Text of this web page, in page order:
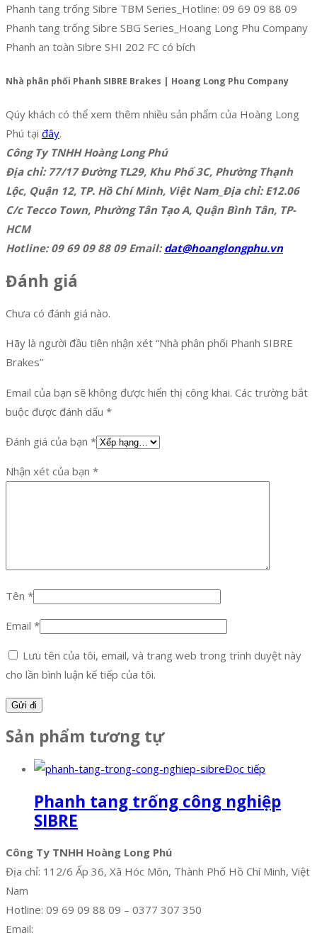
Phanh tang trống Sibre TBM Series_Hotline: 09 69 09 88 09
Phanh tang trống Sibre SBG Series_Hoang Long Phu Company
Phanh an toàn Sibre SHI 202 FC có bích
Nhà phân phối Phanh SIBRE Brakes | Hoang Long Phu Company
Qúy khách có thể xem thêm nhiều sản phẩm của Hoàng Long
Phú tại đây.
Công Ty TNHH Hoàng Long Phú
Địa chỉ: 77/17 Đường TL29, Khu Phố 3C, Phường Thạnh
Lộc, Quận 12, TP. Hồ Chí Minh, Việt Nam_Địa chỉ: E12.06
C/c Tecco Town, Phường Tân Tạo A, Quận Bình Tân, TP-
HCM
Hotline: 09 69 09 88 09 Email:dat@hoanglongphu.vn
Đánh giá
Chưa có đánh giá nào.
Hãy là người đầu tiên nhận xét “Nhà phân phối Phanh SIBRE
Brakes”
Email của bạn sẽ không được hiển thị công khai. Các trường bắt
buộc được đánh dấu *
Đánh giá của bạn *
Nhận xét của bạn *
Tên *
Email *
Lưu tên của tôi, email, và trang web trong trình duyệt này
cho lần bình luận kế tiếp của tôi.
Sản phẩm tương tự
Đọc tiếp
Phanh tang trống công nghiệp
SIBRE
Công Ty TNHH Hoàng Long Phú
Địa chỉ: 112/6 Ấp 36, Xã Hóc Môn, Thành Phố Hồ Chí Minh, Việt
Nam
Hotline: 09 69 09 88 09 – 0377 307 350
Email: